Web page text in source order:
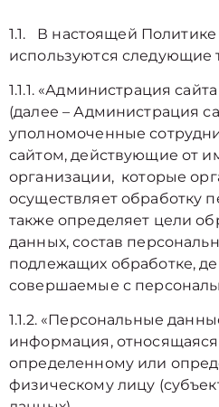
1.1. В настоящей
используются следующие
1.1.1. «Администрация
(далее – Администрация
уполномоченные
сайтом, действующие от
организации, которые
осуществляет обработку
также определяет цели
данных, состав
подлежащих обработке,
совершаемые с
1.1.2. «Персональные
информация,
определенному или
физическому лицу